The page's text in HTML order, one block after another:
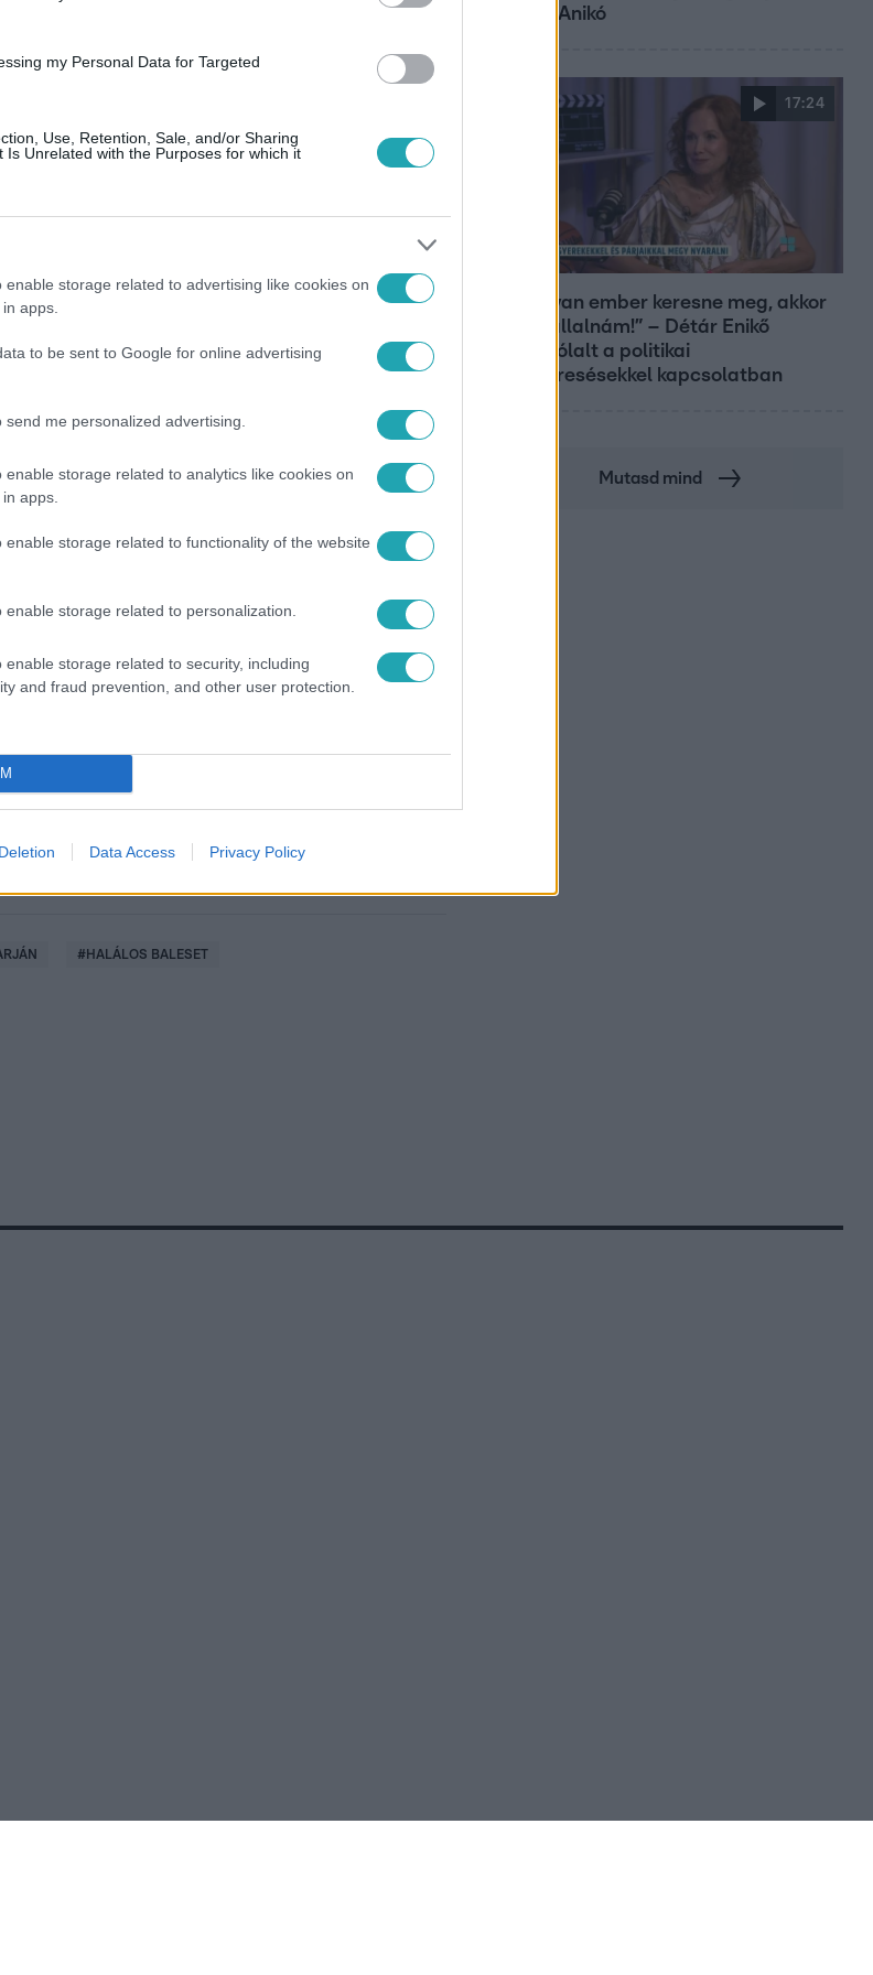
my Personal Data for Targeted
Use, Retention, Sale, and/or Sharing
Is Unrelated with the Purposes for which it
enable storage related to advertising like cookies on
apps.
to be sent to Google for online advertising
me personalized advertising.
enable storage related to analytics like cookies on
apps.
enable storage related to functionality of the website
storage related to personalization.
enable storage related to security, including
and fraud prevention, and other user protection.
Data Access Privacy Policy
találatokban!
#HALÁLOS BALESET
Ungár Anikó
17:24
„Ha olyan ember keresne meg, akkor
sem vállalnám!” – Détár Enikő
megszólalt a politikai
megkeresésekkel kapcsolatban
Mutasd mind